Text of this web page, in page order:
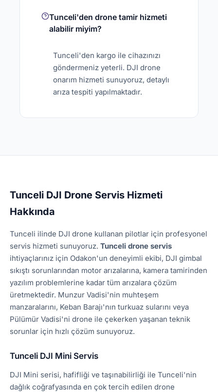
Tunceli'den drone tamir hizmeti
alabilir miyim?
Tunceli'den kargo ile cihazınızı
göndermeniz yeterli. DJI drone
onarım hizmeti sunuyoruz, detaylı
arıza tespiti yapılmaktadır.
Tunceli DJI Drone Servis Hizmeti
Hakkında
Tunceli ilinde DJI drone kullanan pilotlar için profesyonel
servis hizmeti sunuyoruz. Tunceli drone servis
ihtiyaçlarınız için Odakon'un deneyimli ekibi, DJI gimbal
sıkıştı sorunlarından motor arızalarına, kamera tamirinden
yazılım problemlerine kadar tüm arızalara çözüm
üretmektedir. Munzur Vadisi'nin muhteşem
manzaralarını, Keban Barajı'nın turkuaz sularını veya
Pülümür Vadisi'ni drone ile çekerken yaşanan teknik
sorunlar için hızlı çözüm sunuyoruz.
Tunceli DJI Mini Servis
DJI Mini serisi, hafifliği ve taşınabilirliği ile Tunceli'nin
dağlık coğrafyasında en çok tercih edilen drone